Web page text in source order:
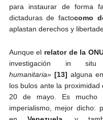
para instaurar de forma
dictaduras de factocomo
aplastan derechos y
Aunque el relator de la
investigación in
humanitaria» [13] alguna
los bulos ante la
20 de mayo. Es
imperialismo, mejor dicho: